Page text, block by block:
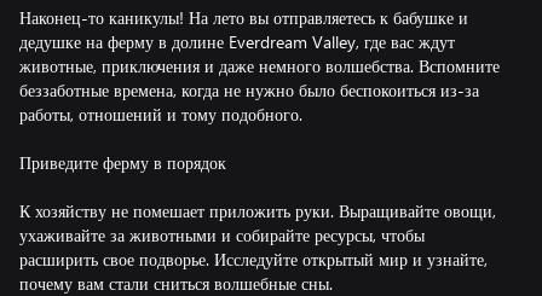
Наконец-то каникулы! На лето вы отправляетесь к бабушке и
дедушке на ферму в долине Everdream Valley, где вас ждут
животные, приключения и даже немного волшебства. Вспомните
беззаботные времена, когда не нужно было беспокоиться из-за
работы, отношений и тому подобного.
Приведите ферму в порядок
К хозяйству не помешает приложить руки. Выращивайте овощи,
ухаживайте за животными и собирайте ресурсы, чтобы
расширить свое подворье. Исследуйте открытый мир и узнайте,
почему вам стали сниться волшебные сны.